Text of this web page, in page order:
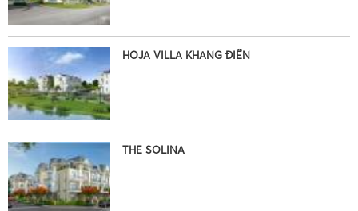
HOJA VILLA KHANG ĐIỀN
THE SOLINA